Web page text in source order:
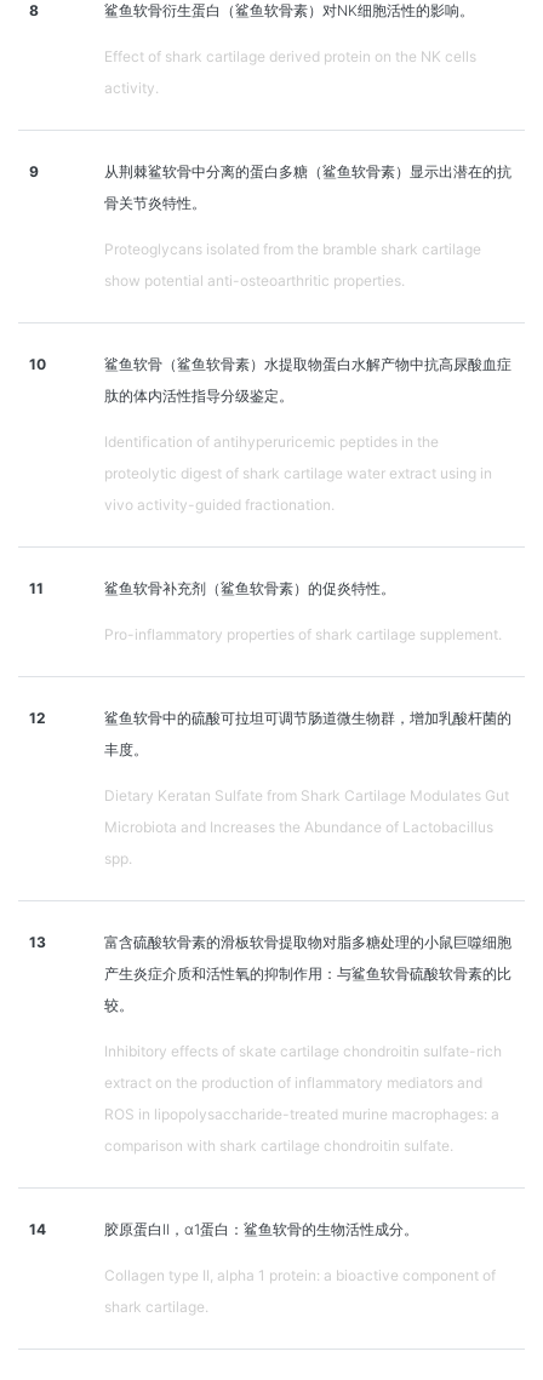
8 鲨鱼软骨衍生蛋白（鲨鱼软骨素）对NK细胞活性的影响。
Effect of shark cartilage derived protein on the NK cells
activity.
9
从荆棘鲨软骨中分离的蛋白多糖（鲨鱼软骨素）显示出潜在的抗
骨关节炎特性。
Proteoglycans isolated from the bramble shark cartilage
show potential anti-osteoarthritic properties.
10
鲨鱼软骨（鲨鱼软骨素）水提取物蛋白水解产物中抗高尿酸血症
肽的体内活性指导分级鉴定。
Identification of antihyperuricemic peptides in the
proteolytic digest of shark cartilage water extract using in
vivo activity-guided fractionation.
11 鲨鱼软骨补充剂（鲨鱼软骨素）的促炎特性。
Pro-inflammatory properties of shark cartilage supplement.
12
鲨鱼软骨中的硫酸可拉坦可调节肠道微生物群，增加乳酸杆菌的
丰度。
Dietary Keratan Sulfate from Shark Cartilage Modulates Gut
Microbiota and Increases the Abundance of Lactobacillus
spp.
13
富含硫酸软骨素的滑板软骨提取物对脂多糖处理的小鼠巨噬细胞
产生炎症介质和活性氧的抑制作用：与鲨鱼软骨硫酸软骨素的比
较。
Inhibitory effects of skate cartilage chondroitin sulfate-rich
extract on the production of inflammatory mediators and
ROS in lipopolysaccharide-treated murine macrophages: a
comparison with shark cartilage chondroitin sulfate.
14 胶原蛋白Ⅱ，α1蛋白：鲨鱼软骨的生物活性成分。
Collagen type II, alpha 1 protein: a bioactive component of
shark cartilage.